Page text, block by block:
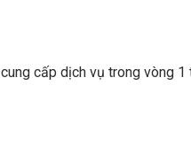
cấp dịch vụ trong vòng 1